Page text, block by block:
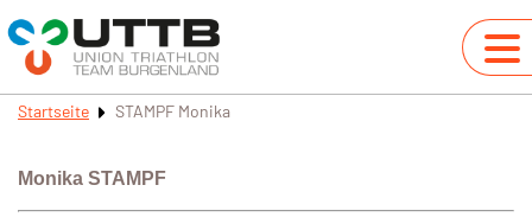
Startseite STAMPF Monika
Monika STAMPF